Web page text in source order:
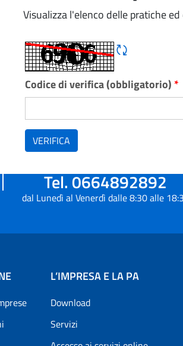
Visualizza l'elenco delle pratiche
Rigene
Codice di verifica (obbligatorio) *
VERIFICA
Tel. 0664892892
dal Lunedì al Venerdì dalle 8:30 alle
L’IMPRESA E LA PA
Download
Servizi